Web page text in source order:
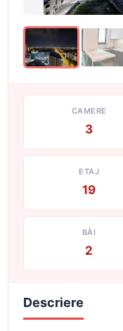
CAMERE
3
ETAJ
19
BĂI
2
Descriere